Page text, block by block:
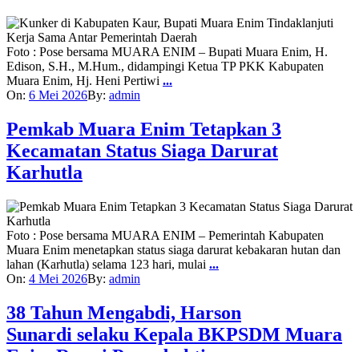
Foto : Pose bersama MUARA ENIM – Bupati Muara Enim, H.
Edison, S.H., M.Hum., didampingi Ketua TP PKK Kabupaten
Muara Enim, Hj. Heni Pertiwi ...
On: 6 Mei 2026By: admin
Pemkab Muara Enim Tetapkan 3
Kecamatan Status Siaga Darurat
Karhutla
Foto : Pose bersama MUARA ENIM – Pemerintah Kabupaten
Muara Enim menetapkan status siaga darurat kebakaran hutan dan
lahan (Karhutla) selama 123 hari, mulai ...
On: 4 Mei 2026By: admin
38 Tahun Mengabdi, Harson
Sunardi selaku Kepala BKPSDM Muara